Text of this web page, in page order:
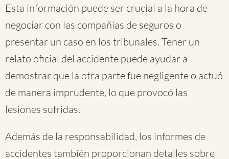
Esta información puede ser crucial a la hora de
negociar con las compañías de seguros o
presentar un caso en los tribunales. Tener un
relato oficial del accidente puede ayudar a
demostrar que la otra parte fue negligente o actuó
de manera imprudente, lo que provocó las
lesiones sufridas.
Además de la responsabilidad, los informes de
accidentes también proporcionan detalles sobre